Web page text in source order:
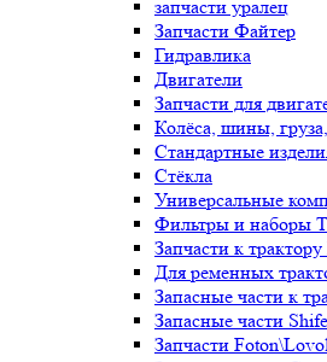
запчасти уралец
Запчасти Файтер
Гидравлика
Двигатели
Запчасти для
Колёса, шины,
Стандартные
Стёкла
Универсальные
Фильтры и наборы
Запчасти к
Для ременных
Запасные части к
Запасные части
Запчасти